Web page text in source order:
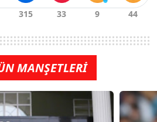
MANŞETLERİ